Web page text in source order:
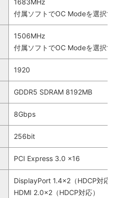
1683MHz
付属ソフトでOC Modeを選択
1506MHz
付属ソフトでOC Modeを選択
1920
GDDR5 SDRAM 8192MB
8Gbps
256bit
PCI Express 3.0 x16
DisplayPort 1.4×2（HDCP対応
HDMI 2.0×2（HDCP対応）